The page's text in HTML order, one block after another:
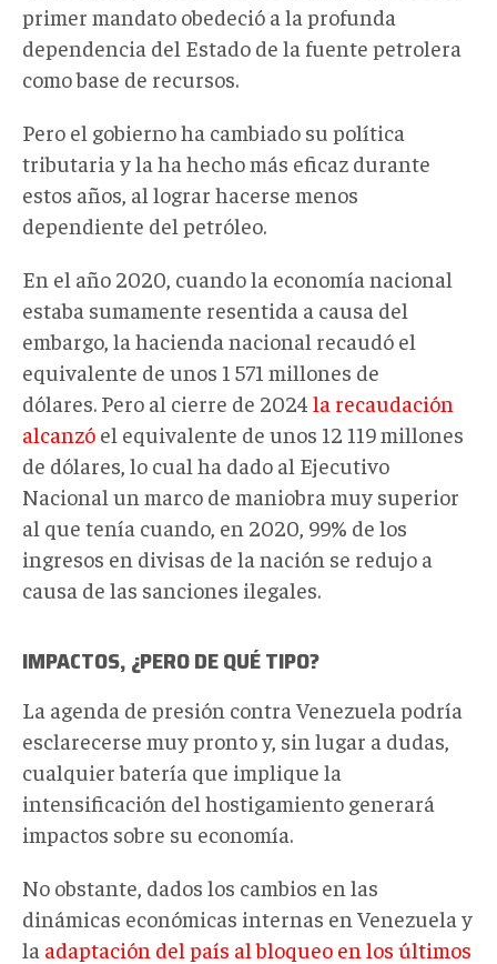
primer mandato obedeció a la profunda
dependencia del Estado de la fuente petrolera
como base de recursos.
Pero el gobierno ha cambiado su política
tributaria y la ha hecho más eficaz durante
estos años, al lograr hacerse menos
dependiente del petróleo.
En el año 2020, cuando la economía nacional
estaba sumamente resentida a causa del
embargo, la hacienda nacional recaudó el
equivalente de unos 1 571 millones de
dólares. Pero al cierre de 2024 la recaudación
alcanzó el equivalente de unos 12 119 millones
de dólares, lo cual ha dado al Ejecutivo
Nacional un marco de maniobra muy superior
al que tenía cuando, en 2020, 99% de los
ingresos en divisas de la nación se redujo a
causa de las sanciones ilegales.
IMPACTOS, ¿PERO DE QUÉ TIPO?
La agenda de presión contra Venezuela podría
esclarecerse muy pronto y, sin lugar a dudas,
cualquier batería que implique la
intensificación del hostigamiento generará
impactos sobre su economía.
No obstante, dados los cambios en las
dinámicas económicas internas en Venezuela y
la adaptación del país al bloqueo en los últimos